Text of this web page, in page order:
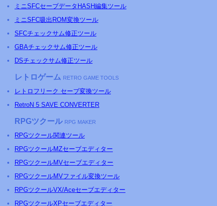
ミニSFCセーブデータHASH編集ツール
ミニSFC吸出ROM変換ツール
SFCチェックサム修正ツール
GBAチェックサム修正ツール
DSチェックサム修正ツール
レトロゲーム RETRO GAME TOOLS
レトロフリーク セーブ変換ツール
RetroN 5 SAVE CONVERTER
RPGツクール RPG MAKER
RPGツクール関連ツール
RPGツクールMZセーブエディター
RPGツクールMVセーブエディター
RPGツクールMVファイル変換ツール
RPGツクールVX/Aceセーブエディター
RPGツクールXPセーブエディター